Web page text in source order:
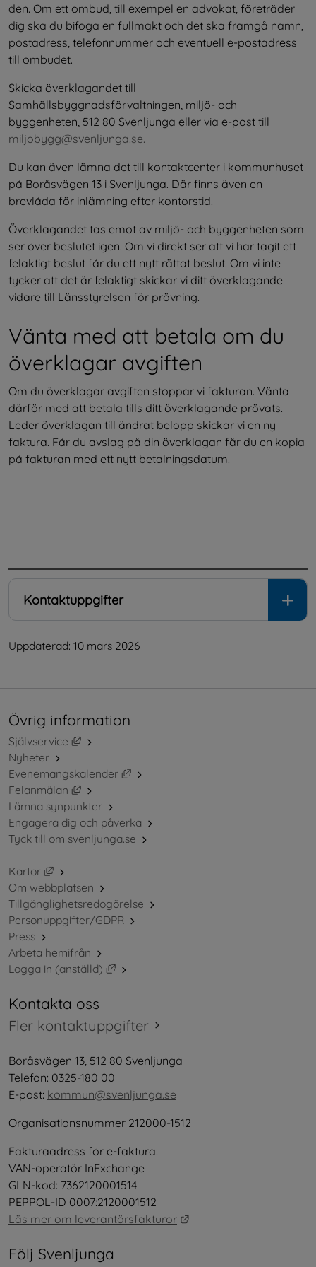
den. Om ett ombud, till exempel en advokat, företräder
dig ska du bifoga en fullmakt och det ska framgå namn,
postadress, telefonnummer och eventuell e-postadress
till ombudet.
Skicka överklagandet till
Samhällsbyggnadsförvaltningen, miljö- och
miljobygg@svenljunga.se.
Du kan även lämna det till kontaktcenter i kommunhuset
på Boråsvägen 13 i Svenljunga. Där finns även en
brevlåda för inlämning efter kontorstid.
Överklagandet tas emot av ­miljö- och byggenheten som
ser över beslutet igen. Om vi direkt ser att vi har tagit ett
felaktigt beslut får du ett nytt rättat beslut. Om vi inte
tycker att det är felaktigt skickar vi ditt överklagande
vidare till Länsstyrelsen för prövning.
Vänta med att betala om du
överklagar avgiften
Om du överklagar avgiften stoppar vi fakturan. Vänta
därför med att betala tills ditt överklagande prövats.
Leder överklagan till ändrat belopp skickar vi en ny
faktura. Får du avslag på din överklagan får du en kopia
på fakturan med ett nytt betalningsdatum.
Kontaktuppgifter
Uppdaterad: 10 mars 2026
Övrig information
Självservice
Länk till annan webbplats, öppnas i nytt fönster.
Nyheter
Evenemangskalender
Länk till annan webbplats, öppnas i
Felanmälan
Länk till annan webbplats, öppnas i nytt fönster.
Lämna synpunkter
Engagera dig och påverka
Tyck till om svenljunga.se
Kartor
Länk till annan webbplats, öppnas i nytt fönster.
Om webbplatsen
Tillgänglighetsredogörelse
Personuppgifter/GDPR
Press
Arbeta hemifrån
Logga in (anställd)
Länk till annan webbplats, öppnas i nytt
Kontakta oss
Fler kontaktuppgifter
Boråsvägen 13, 512 80 Svenljunga
Telefon: 0325-180 00
E-post: kommun@svenljunga.se
Organisationsnummer 212000-1512
Fakturaadress för e-faktura:
VAN-operatör InExchange
GLN-kod: 7362120001514
PEPPOL-ID 0007:2120001512
Läs mer om leverantörsfakturor
Följ Svenljunga